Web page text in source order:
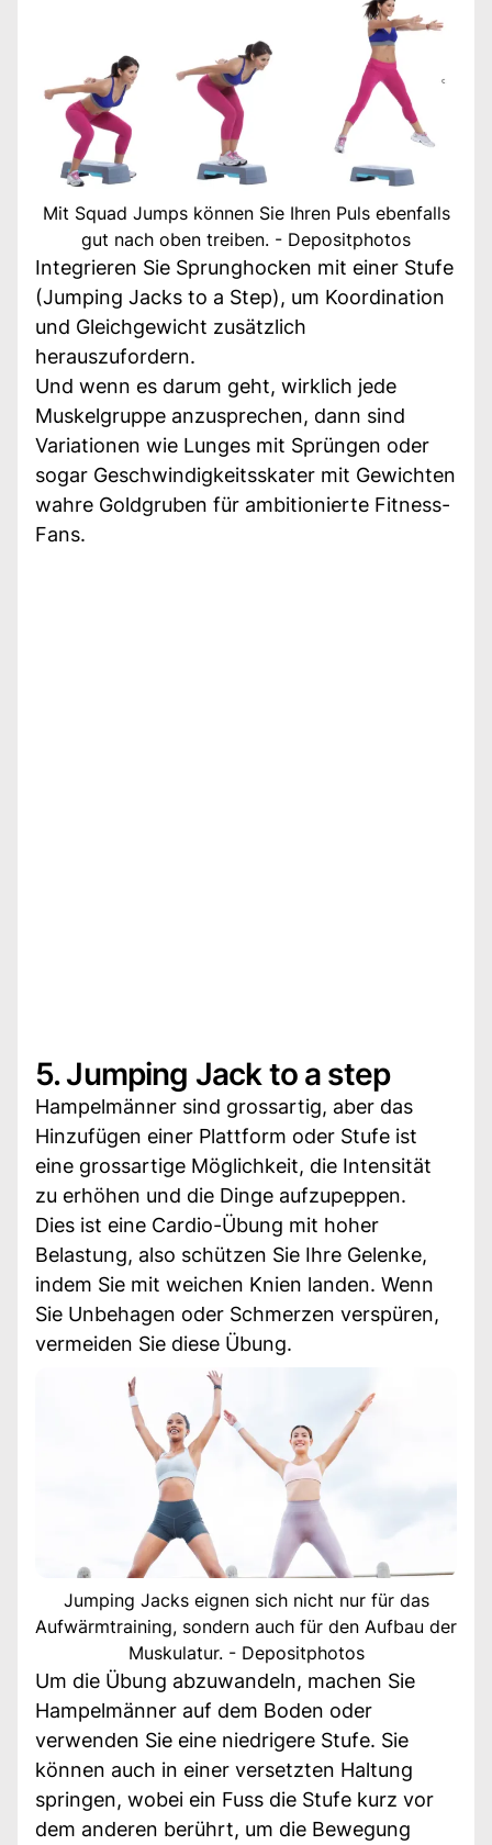
Mit Squad Jumps können Sie Ihren Puls ebenfalls
gut nach oben treiben. - Depositphotos
Integrieren Sie Sprunghocken mit einer Stufe
(Jumping Jacks to a Step), um Koordination
und Gleichgewicht zusätzlich
herauszufordern.
Und wenn es darum geht, wirklich jede
Muskelgruppe anzusprechen, dann sind
Variationen wie Lunges mit Sprüngen oder
sogar Geschwindigkeitsskater mit Gewichten
wahre Goldgruben für ambitionierte Fitness-
Fans.
5. Jumping Jack to a step
Hampelmänner sind grossartig, aber das
Hinzufügen einer Plattform oder Stufe ist
eine grossartige Möglichkeit, die Intensität
zu erhöhen und die Dinge aufzupeppen.
Dies ist eine Cardio-Übung mit hoher
Belastung, also schützen Sie Ihre Gelenke,
indem Sie mit weichen Knien landen. Wenn
Sie Unbehagen oder Schmerzen verspüren,
vermeiden Sie diese Übung.
Jumping Jacks eignen sich nicht nur für das
Aufwärmtraining, sondern auch für den Aufbau der
Muskulatur. - Depositphotos
Um die Übung abzuwandeln, machen Sie
Hampelmänner auf dem Boden oder
verwenden Sie eine niedrigere Stufe. Sie
können auch in einer versetzten Haltung
springen, wobei ein Fuss die Stufe kurz vor
dem anderen berührt, um die Bewegung